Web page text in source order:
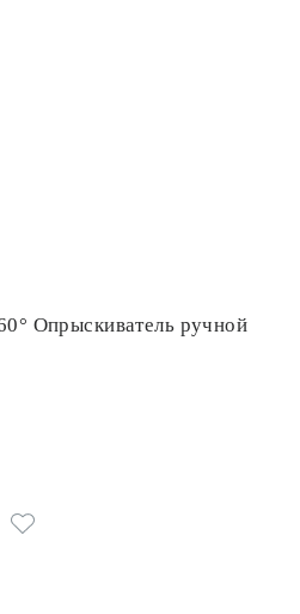
Опрыскиватель ручной